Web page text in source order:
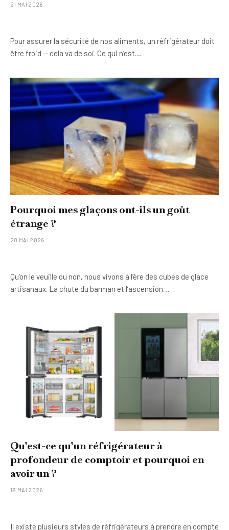
21 MAI 2026
Pour assurer la sécurité de nos aliments, un réfrigérateur doit
être froid — cela va de soi. Ce qui n’est…
Pourquoi mes glaçons ont-ils un goût
étrange ?
20 MAI 2026
Qu’on le veuille ou non, nous vivons à l’ère des cubes de glace
artisanaux. La chute du barman et l’ascension…
Qu’est-ce qu’un réfrigérateur à
profondeur de comptoir et pourquoi en
avoir un ?
19 MAI 2026
Il existe plusieurs styles de réfrigérateurs à prendre en compte